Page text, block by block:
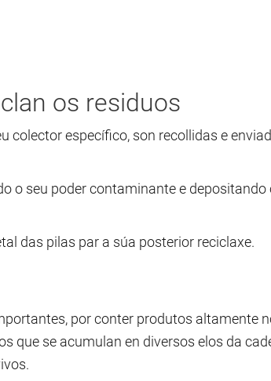
os residuos
colector específico, son recollidas e
o seu poder contaminante e depositando
das pilas par a súa posterior reciclaxe.
por conter produtos altamente
que se acumulan en diversos elos da